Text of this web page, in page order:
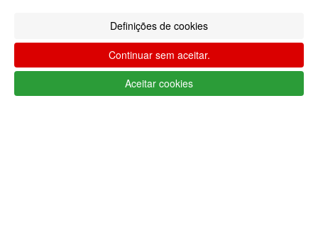
Definições de cookies
Continuar sem aceitar.
Aceitar cookies